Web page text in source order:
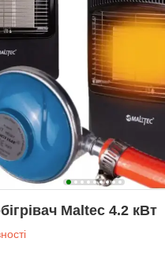
Maltec 4.2 кВт